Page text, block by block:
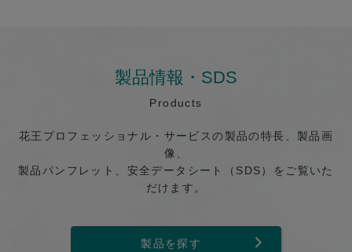
製品情報・SDS
Products
花王プロフェッショナル・サービスの製品の特長、製品画
像、
製品パンフレット、安全データシート（SDS）をご覧いた
だけます。
製品を探す